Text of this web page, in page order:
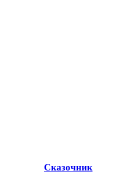
Сказочник